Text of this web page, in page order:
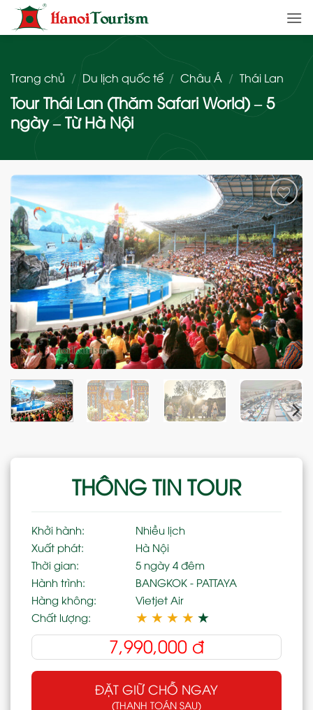
qua
nội
Trang chủ / Du lịch quốc tế / Châu Á / Thái Lan
Tour Thái Lan (Thăm Safari World) – 5
ngày – Từ Hà Nội
Add
to
wishlist
THÔNG TIN TOUR
Khởi hành:
Nhiều lịch
Xuất phát:
Hà Nội
Thời gian:
5 ngày 4 đêm
Hành trình:
BANGKOK - PATTAYA
Hàng không:
Vietjet Air
Chất lượng:
★ ★ ★ ★ ★
7,990,000 đ
ĐẶT GIỮ CHỖ NGAY
(THANH TOÁN SAU)